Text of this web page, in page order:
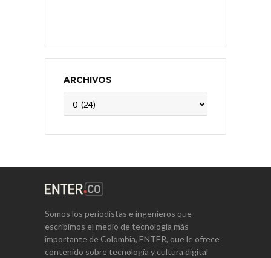
ARCHIVOS
Somos los periodistas e ingenieros que
escribimos el medio de tecnología más
importante de Colombia, ENTER, que le ofrece
contenido sobre tecnología y cultura digital